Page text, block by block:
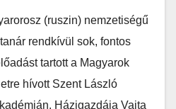
(ruszin) nemzetiségű
rendkívül sok, fontos
tartott a Magyarok
hívott Szent László
Házigazdája Vajta